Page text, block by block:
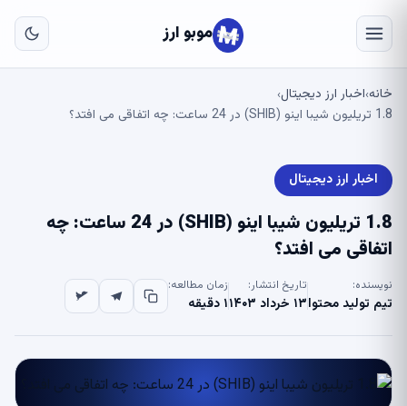
موبو ارز
خانه›اخبار ارز دیجیتال›
1.8 تریلیون شیبا اینو (SHIB) در 24 ساعت: چه اتفاقی می افتد؟
اخبار ارز دیجیتال
1.8 تریلیون شیبا اینو (SHIB) در 24 ساعت: چه
اتفاقی می افتد؟
نویسنده:
تیم تولید محتوا
تاریخ انتشار:
۱۳ خرداد ۱۴۰۳
زمان مطالعه:
۱ دقیقه